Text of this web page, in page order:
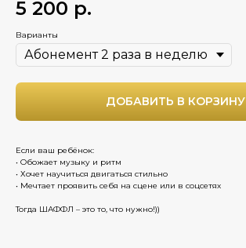
5 200 р.
Варианты
ДОБАВИТЬ В КОРЗИНУ
Если ваш ребёнок:
• Обожает музыку и ритм
• Хочет научиться двигаться стильно
• Мечтает проявить себя на сцене или в соцсетях
Тогда ШАФФЛ – это то, что нужно!))